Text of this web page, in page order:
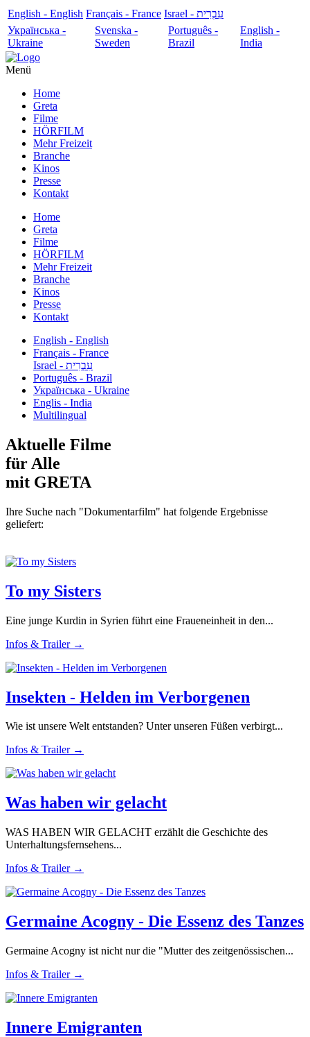
English - English Français - France
עִבְרִית - Israel
Українська -
Ukraine
Svenska -
Sweden
Português -
Brazil
English -
India
Menü
Home
Greta
Filme
HÖRFILM
Mehr Freizeit
Branche
Kinos
Presse
Kontakt
Home
Greta
Filme
HÖRFILM
Mehr Freizeit
Branche
Kinos
Presse
Kontakt
English - English
Français - France
עִבְרִית - Israel
Português - Brazil
Українська - Ukraine
Englis - India
Multilingual
Aktuelle Filme
für Alle
mit GRETA
Ihre Suche nach "Dokumentarfilm" hat folgende Ergebnisse
geliefert:
To my Sisters
Eine junge Kurdin in Syrien führt eine Fraueneinheit in den...
Infos & Trailer →
Insekten - Helden im Verborgenen
Wie ist unsere Welt entstanden? Unter unseren Füßen verbirgt...
Infos & Trailer →
Was haben wir gelacht
WAS HABEN WIR GELACHT erzählt die Geschichte des
Unterhaltungsfernsehens...
Infos & Trailer →
Germaine Acogny - Die Essenz des Tanzes
Germaine Acogny ist nicht nur die "Mutter des zeitgenössischen...
Infos & Trailer →
Innere Emigranten